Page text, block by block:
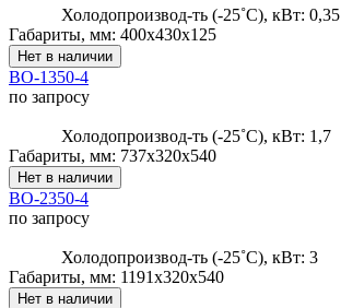
Холодопроизвод-ть (-25˚С), кВт: 0,35
Габариты, мм: 400x430x125
Нет в наличии
ВО-1350-4
по запросу
Холодопроизвод-ть (-25˚С), кВт: 1,7
Габариты, мм: 737x320x540
Нет в наличии
ВО-2350-4
по запросу
Холодопроизвод-ть (-25˚С), кВт: 3
Габариты, мм: 1191x320x540
Нет в наличии